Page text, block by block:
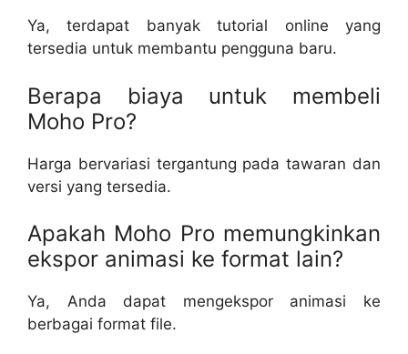
Ya, terdapat banyak tutorial online yang
tersedia untuk membantu pengguna baru.
Berapa biaya untuk membeli
Moho Pro?
Harga bervariasi tergantung pada tawaran dan
versi yang tersedia.
Apakah Moho Pro memungkinkan
ekspor animasi ke format lain?
Ya, Anda dapat mengekspor animasi ke
berbagai format file.